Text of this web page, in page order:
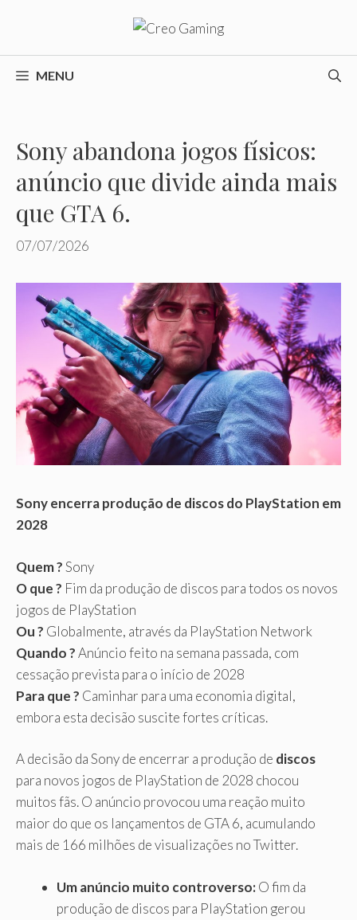
o
conteúdoMENU
Sony abandona jogos físicos:
anúncio que divide ainda mais
que GTA 6.
07/07/2026
Sony encerra produção de discos do PlayStation em
2028
Quem ?Sony
O que ? Fim da produção de discos para todos os novos
jogos de PlayStation
Ou ? Globalmente, através da PlayStation Network
Quando ?Anúncio feito na semana passada, com
cessação prevista para o início de 2028
Para que ? Caminhar para uma economia digital,
embora esta decisão suscite fortes críticas.
A decisão da Sony de encerrar a produção de discos
para novos jogos de PlayStation de 2028 chocou
muitos fãs. O anúncio provocou uma reação muito
maior do que os lançamentos de GTA 6, acumulando
mais de 166 milhões de visualizações no Twitter.
Um anúncio muito controverso:O fim da
produção de discos para PlayStation gerou